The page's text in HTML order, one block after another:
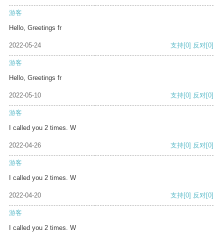
游客
Hello, Greetings fr
2022-05-24 支持[0] 反对[0]
游客
Hello, Greetings fr
2022-05-10 支持[0] 反对[0]
游客
I called you 2 times. W
2022-04-26 支持[0] 反对[0]
游客
I called you 2 times. W
2022-04-20 支持[0] 反对[0]
游客
I called you 2 times. W